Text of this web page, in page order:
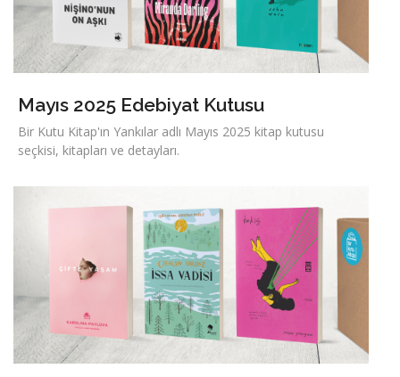
Mayıs 2025 Edebiyat Kutusu
Bir Kutu Kitap'ın Yankılar adlı Mayıs 2025 kitap kutusu
seçkisi, kitapları ve detayları.